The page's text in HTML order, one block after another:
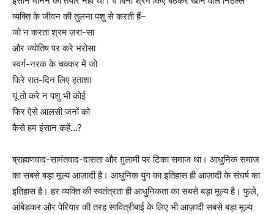
व्यक्ति के जीवन की तुलना पशु से करती हैं–
जो न करता श्रम ज़रा-सा
और ज्योतिष पर करे भरोसा
स्वर्ग-नरक के चक्कर में जो
फिरे रात-दिन लिए हताशा
यूं तो करे न पशु भी कोई
फिर ऐसे आलसी जनों को
कैसे हम इंसान कहें…?
ब्राह्मणवाद-सामंतवाद-दासता और ग़ुलामी पर टिका समाज था। आधुनिक समाज
का सबसे बड़ा मूल्य आज़ादी है। आधुनिक युग का इतिहास ही आज़ादी के संघर्ष का
इतिहास है। हर व्यक्ति की स्वतंत्रता ही आधुनिकता का सबसे बड़ा मूल्य है। फुले,
आंबेडकर और पेरियार की तरह सावित्रीबाई के लिए भी आज़ादी सबसे बड़ा मूल्य